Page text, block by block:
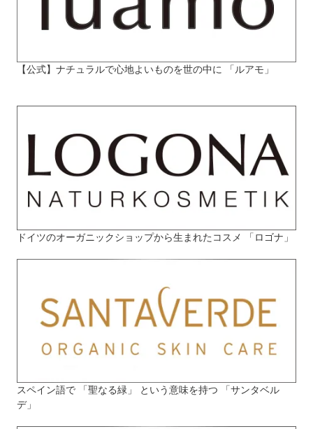
【公式】ナチュラルで心地よいものを世の中に 「ルアモ」
ドイツのオーガニックショップから生まれたコスメ 「ロゴナ」
スペイン語で 「聖なる緑」 という意味を持つ 「サンタベル
デ」